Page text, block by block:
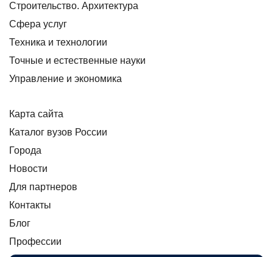
Строительство. Архитектура
Сфера услуг
Техника и технологии
Точные и естественные науки
Управление и экономика
Карта сайта
Каталог вузов России
Города
Новости
Для партнеров
Контакты
Блог
Профессии